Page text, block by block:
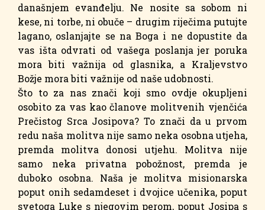
današnjem evanđelju. Ne nosite sa sobom ni
kese, ni torbe, ni obuče – drugim riječima putujte
lagano, oslanjajte se na Boga i ne dopustite da
vas išta odvrati od vašega poslanja jer poruka
mora biti važnija od glasnika, a Kraljevstvo
Božje mora biti važnije od naše udobnosti.
Što to za nas znači koji smo ovdje okupljeni
osobito za vas kao članove molitvenih vjenčića
Prečistog Srca Josipova? To znači da u prvom
redu naša molitva nije samo neka osobna utjeha,
premda molitva donosi utjehu. Molitva nije
samo neka privatna pobožnost, premda je
duboko osobna. Naša je molitva misionarska
poput onih sedamdeset i dvojice učenika, poput
svetoga Luke s njegovim perom, poput Josipa s